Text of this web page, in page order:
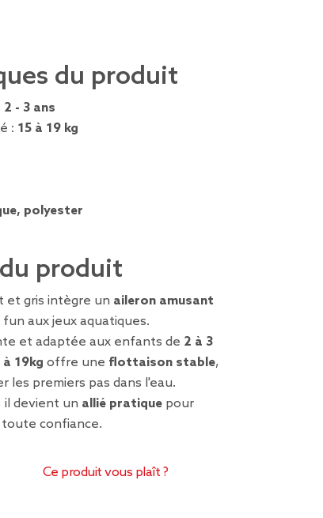
du produit
2 - 3 ans
: 15 à 19 kg
polyester
produit
et gris intègre un aileron amusant
aux jeux aquatiques.
et adaptée aux enfants de 2 à 3
à 19kg offre une flottaison stable,
les premiers pas dans l'eau.
il devient un allié pratique pour
confiance.
Ce produit vous plaît ?